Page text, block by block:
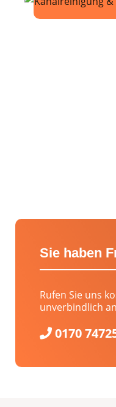
Sie haben
Rufen Sie uns
unverbindlich
0170